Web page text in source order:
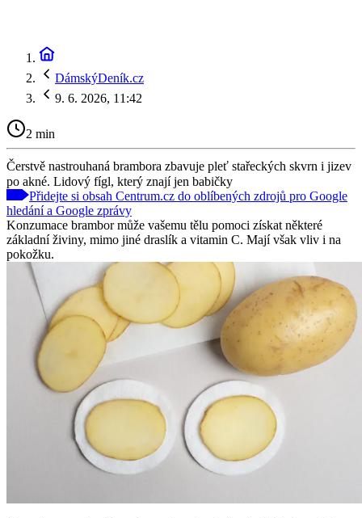
DámskýDeník.cz
9. 6. 2026, 11:42
2 min
Čerstvě nastrouhaná brambora zbavuje pleť stařeckých skvrn i jizev
po akné. Lidový fígl, který znají jen babičky
Přidejte si obsah Centrum.cz do oblíbených zdrojů pro Google
hledání a Google zprávy
Konzumace brambor může vašemu tělu pomoci získat některé
základní živiny, mimo jiné draslík a vitamin C. Mají však vliv i na
pokožku.